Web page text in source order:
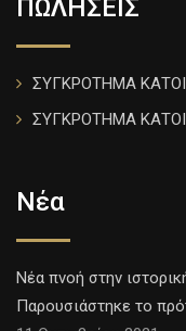
ΠΩΛΗΣΕΙΣ
ΣΥΓΚΡΟΤΗΜΑ
ΣΥΓΚΡΟΤΗΜΑ
Νέα
Νέα πνοή στην
Παρουσιάστηκε το